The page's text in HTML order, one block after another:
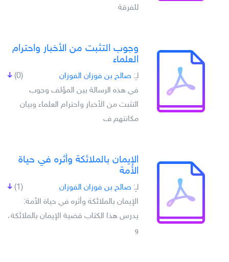
للفرقة
وجوب التثبت من الأخبار واحترام
العلماء
(0) لـِ: صالح بن فوزان الفوزان
في هذه الرسالة بين المؤلف وجوب
التثبت من الأخبار واحترام العلماء وبيان
مكانتهم ف
الإيمان بالملائكة وأثره في حياة
الأمة
(1) لـِ: صالح بن فوزان الفوزان
الإيمان بالملائكة وأثره في حياة الأمة:
يدرس هذا الكتاب قضية الإيمان بالملائكة،
و